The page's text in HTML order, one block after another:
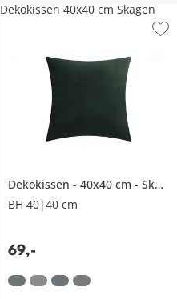
Dekokissen 40x40 cm
Skagen
BH 40|40 cm
69,-
Dekokissen 40x40 cm Skagen